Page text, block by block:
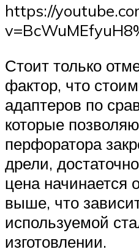
https://
Стоит только
фактор, что
адаптеров по
которые
перфоратора
дрели,
цена начинается
выше, что
используемой
изготовлении.